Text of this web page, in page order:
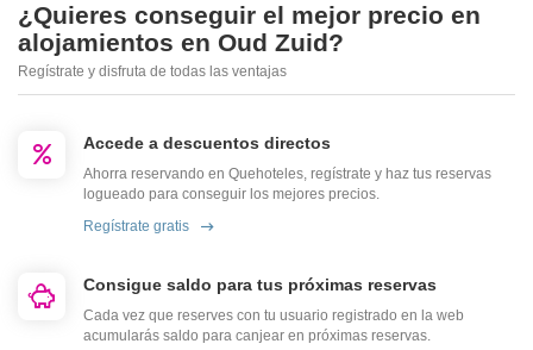
¿Quieres conseguir el mejor precio en
alojamientos en Oud Zuid?
Regístrate y disfruta de todas las ventajas
Accede a descuentos directos
Ahorra reservando en Quehoteles, regístrate y haz tus reservas
logueado para conseguir los mejores precios.
Regístrate gratis
Consigue saldo para tus próximas reservas
Cada vez que reserves con tu usuario registrado en la web
acumularás saldo para canjear en próximas reservas.